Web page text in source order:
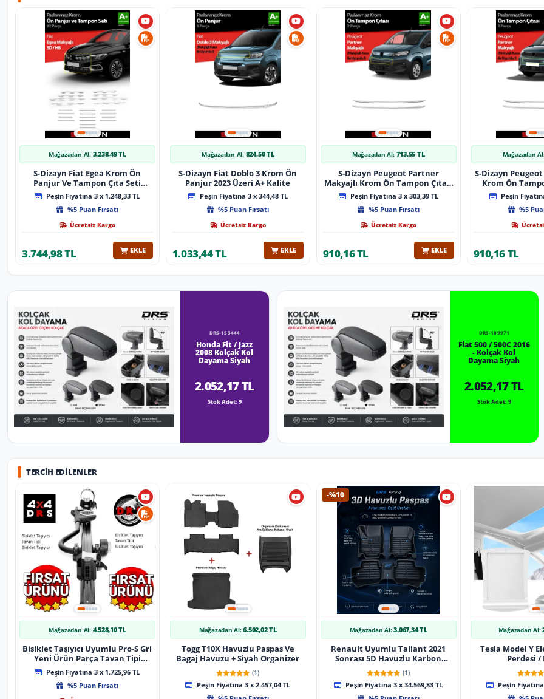
Mağazadan Al: 3.238,49 TL
S-Dizayn Fiat Egea Krom Ön
Panjur Ve Tampon Çıta Seti
Diamond Model 22 Prç. 2020
Üzeri (Parlak Krom)
Peşin Fiyatına 3 x 1.248,33 TL
%5 Puan Fırsatı
Ücretsiz Kargo
3.744,98 TL EKLE
Mağazadan Al: 824,50 TL
S-Dizayn Fiat Doblo 3 Krom Ön
Panjur 2023 Üzeri A+ Kalite
Peşin Fiyatına 3 x 344,48 TL
%5 Puan Fırsatı
Ücretsiz Kargo
1.033,44 TL EKLE
Mağazadan Al: 713,55 TL
S-Dizayn Peugeot Partner
Makyajlı Krom Ön Tampon Çıtası
2 Prç 2023 Üzeri A+ Kalite
Peşin Fiyatına 3 x 303,39 TL
%5 Puan Fırsatı
Ücretsiz Kargo
910,16 TL EKLE
Mağazadan
S-Dizayn
Krom Ön
2024 Üzeri
Peşin
%5
910,16 TL
DRS-153444
Honda Fit / Jazz
2008 Kolçak Kol
Dayama Siyah
2.052,17 TL
Stok Adet: 9
DRS-109971
Fiat 500 / 500C 2016
- Kolçak Kol
Dayama Siyah
2.052,17 TL
Stok Adet: 9
TERCIH EDILENLER
Mağazadan Al: 4.528,10 TL
Bisiklet Taşıyıcı Uyumlu Pro-S Gri
Yeni Ürün Parça Tavan Tipi
Bisiklet Taşıyıcı
Peşin Fiyatına 3 x 1.725,96 TL
%5 Puan Fırsatı
Mağazadan Al: 6.502,02 TL
Togg T10X Havuzlu Paspas Ve
Bagaj Havuzu + Siyah Organizer
(1)
Peşin Fiyatına 3 x 2.457,04 TL
-%10
Mağazadan Al: 3.067,34 TL
Renault Uyumlu Taliant 2021
Sonrası 5D Havuzlu Karbon
Dizayn Paspas Seti
(1)
Peşin Fiyatına 3 x 34.569,83 TL
Mağazadan Al:
Tesla Model Y
Perdesi /
Peşin